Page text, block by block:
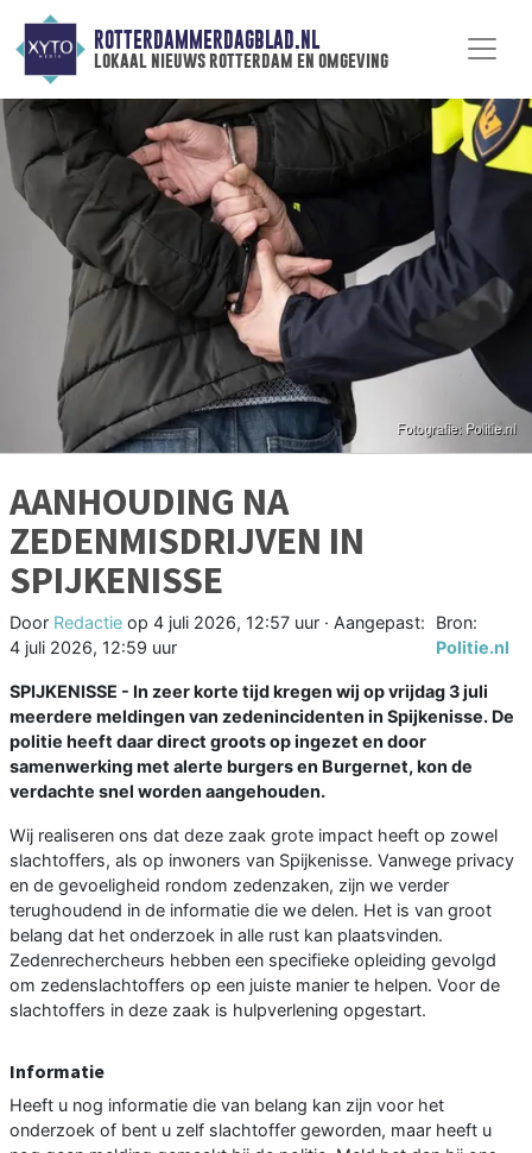
ROTTERDAMMERDAGBLAD.NL
lokaal nieuws rotterdam en omgeving
AANHOUDING NA
ZEDENMISDRIJVEN IN
SPIJKENISSE
Door Redactie op 4 juli 2026, 12:57 uur · Aangepast:
4 juli 2026, 12:59 uur
Bron:
Politie.nl
SPIJKENISSE - In zeer korte tijd kregen wij op vrijdag 3 juli
meerdere meldingen van zedenincidenten in Spijkenisse. De
politie heeft daar direct groots op ingezet en door
samenwerking met alerte burgers en Burgernet, kon de
verdachte snel worden aangehouden.
Wij realiseren ons dat deze zaak grote impact heeft op zowel
slachtoffers, als op inwoners van Spijkenisse. Vanwege privacy
en de gevoeligheid rondom zedenzaken, zijn we verder
terughoudend in de informatie die we delen. Het is van groot
belang dat het onderzoek in alle rust kan plaatsvinden.
Zedenrechercheurs hebben een specifieke opleiding gevolgd
om zedenslachtoffers op een juiste manier te helpen. Voor de
slachtoffers in deze zaak is hulpverlening opgestart.
Informatie
Heeft u nog informatie die van belang kan zijn voor het
onderzoek of bent u zelf slachtoffer geworden, maar heeft u